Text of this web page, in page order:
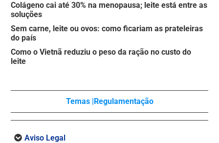
Colágeno cai até 30% na menopausa; leite está entre as
soluções
Sem carne, leite ou ovos: como ficariam as prateleiras
do país
Como o Vietnã reduziu o peso da ração no custo do
leite
Temas |Regulamentação
Aviso Legal